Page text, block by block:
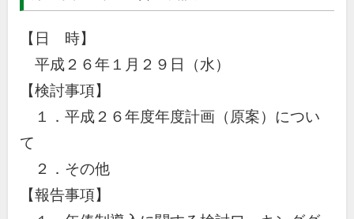
【日 時】
平成２６年１月２９日（水）
【検討事項】
１．平成２６年度年度計画（原案）につい
て
２．その他
【報告事項】